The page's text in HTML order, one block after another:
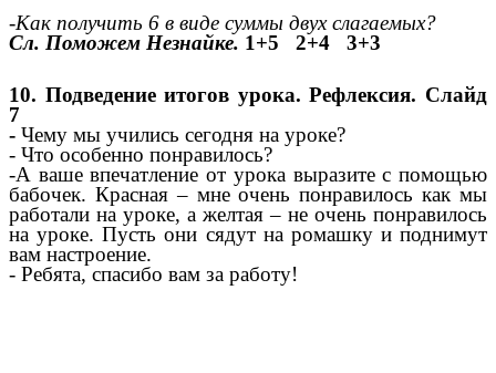
-Как получить 6 в виде суммы двух слагаемых?
Сл. Поможем Незнайке. 1+5 2+4 3+3
10. Подведение итогов урока. Рефлексия. Слайд
7
- Чему мы учились сегодня на уроке?
- Что особенно понравилось?
-А ваше впечатление от урока выразите с помощью
бабочек. Красная – мне очень понравилось как мы
работали на уроке, а желтая – не очень понравилось
на уроке. Пусть они сядут на ромашку и поднимут
вам настроение.
- Ребята, спасибо вам за работу!